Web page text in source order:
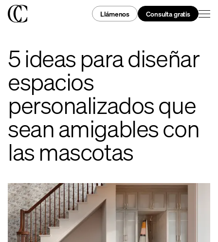
Llámenos Consulta gratis
5 ideas para diseñar
espacios
personalizados que
sean amigables con
las mascotas